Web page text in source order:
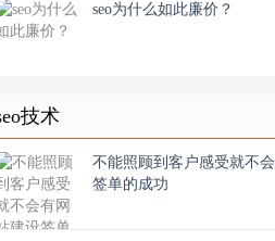
seo为什么如此廉价？
技术
不能照顾到客户感受就不
签单的成功